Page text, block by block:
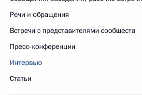
Речи и обращения
Встречи с представителями сообществ
Пресс-конференции
Интервью
Статьи